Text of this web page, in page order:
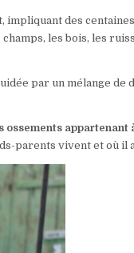
impliquant des
les bois, les
par un mélange
parents vivent et où